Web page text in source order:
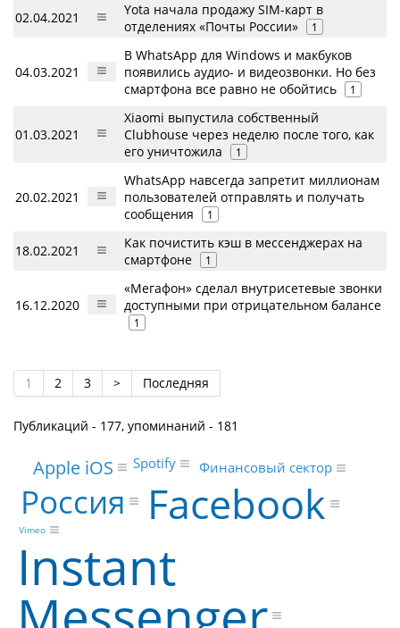
02.04.2021
Yota начала продажу SIM-карт в
отделениях «Почты России»
1
04.03.2021
В WhatsApp для Windows и макбуков
появились аудио- и видеозвонки. Но без
смартфона все равно не обойтись
1
01.03.2021
Xiaomi выпустила собственный
Clubhouse через неделю после того, как
его уничтожила
1
20.02.2021
WhatsApp навсегда запретит миллионам
пользователей отправлять и получать
сообщения
1
18.02.2021
Как почистить кэш в мессенджерах на
смартфоне
1
16.12.2020
«Мегафон» сделал внутрисетевые звонки
доступными при отрицательном балансе
1
1 2 3 > Последняя
Публикаций - 177, упоминаний - 181
Instant
Facebook
Россия
Apple iOS Финансовый сектор
Spotify
Vimeo